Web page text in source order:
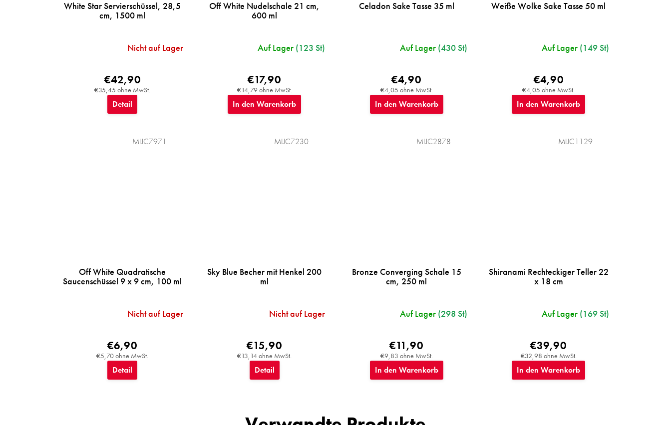
White Star Servierschüssel, 28,5
cm, 1500 ml
Nicht auf Lager
€35,45 ohne MwSt.
€42,90
Detail
Off White Nudelschale 21 cm,
600 ml
Auf Lager (123 St)
€14,79 ohne MwSt.
€17,90
In den Warenkorb
Celadon Sake Tasse 35 ml
Auf Lager (430 St)
€4,05 ohne MwSt.
€4,90
In den Warenkorb
Weiße Wolke Sake Tasse 50 ml
Auf Lager (149 St)
€4,05 ohne MwSt.
€4,90
In den Warenkorb
Off White Quadratische
Saucenschüssel 9 x 9 cm, 100 ml
Nicht auf Lager
€5,70 ohne MwSt.
€6,90
Detail
MIJC7971
Sky Blue Becher mit Henkel 200
ml
Nicht auf Lager
€13,14 ohne MwSt.
€15,90
Detail
MIJC7230
Bronze Converging Schale 15
cm, 250 ml
Auf Lager (298 St)
€9,83 ohne MwSt.
€11,90
In den Warenkorb
MIJC2878
Shiranami Rechteckiger Teller 22
x 18 cm
Auf Lager (169 St)
€32,98 ohne MwSt.
€39,90
In den Warenkorb
MIJC1129